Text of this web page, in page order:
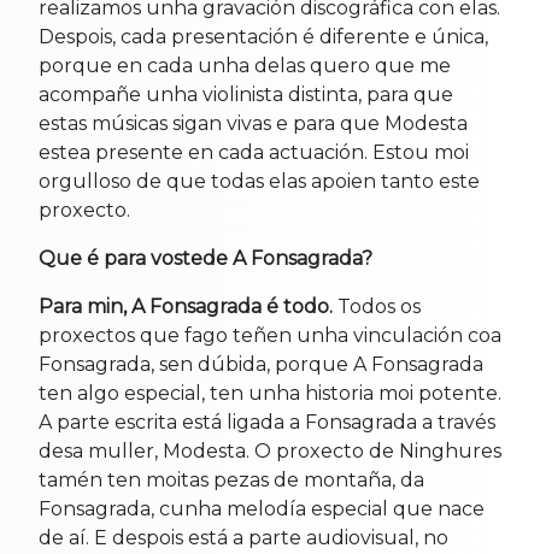
realizamos unha gravación discográfica con elas.
Despois, cada presentación é diferente e única,
porque en cada unha delas quero que me
acompañe unha violinista distinta, para que
estas músicas sigan vivas e para que Modesta
estea presente en cada actuación. Estou moi
orgulloso de que todas elas apoien tanto este
proxecto.
Que é para vostede A Fonsagrada?
Para min, A Fonsagrada é todo. Todos os
proxectos que fago teñen unha vinculación coa
Fonsagrada, sen dúbida, porque A Fonsagrada
ten algo especial, ten unha historia moi potente.
A parte escrita está ligada a Fonsagrada a través
desa muller, Modesta. O proxecto de Ninghures
tamén ten moitas pezas de montaña, da
Fonsagrada, cunha melodía especial que nace
de aí. E despois está a parte audiovisual, no